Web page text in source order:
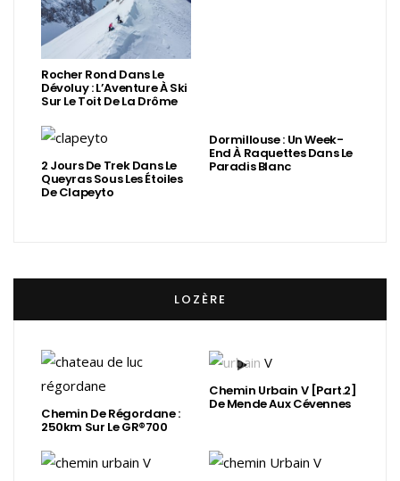
Rocher Rond Dans Le
Dévoluy : L’Aventure À Ski
Sur Le Toit De La Drôme
2 Jours De Trek Dans Le
Queyras Sous Les Étoiles
De Clapeyto
Dormillouse : Un Week-
End À Raquettes Dans Le
Paradis Blanc
LOZÈRE
Chemin De Régordane :
250km Sur Le GR®700
Chemin Urbain V [Part.2]
De Mende Aux Cévennes